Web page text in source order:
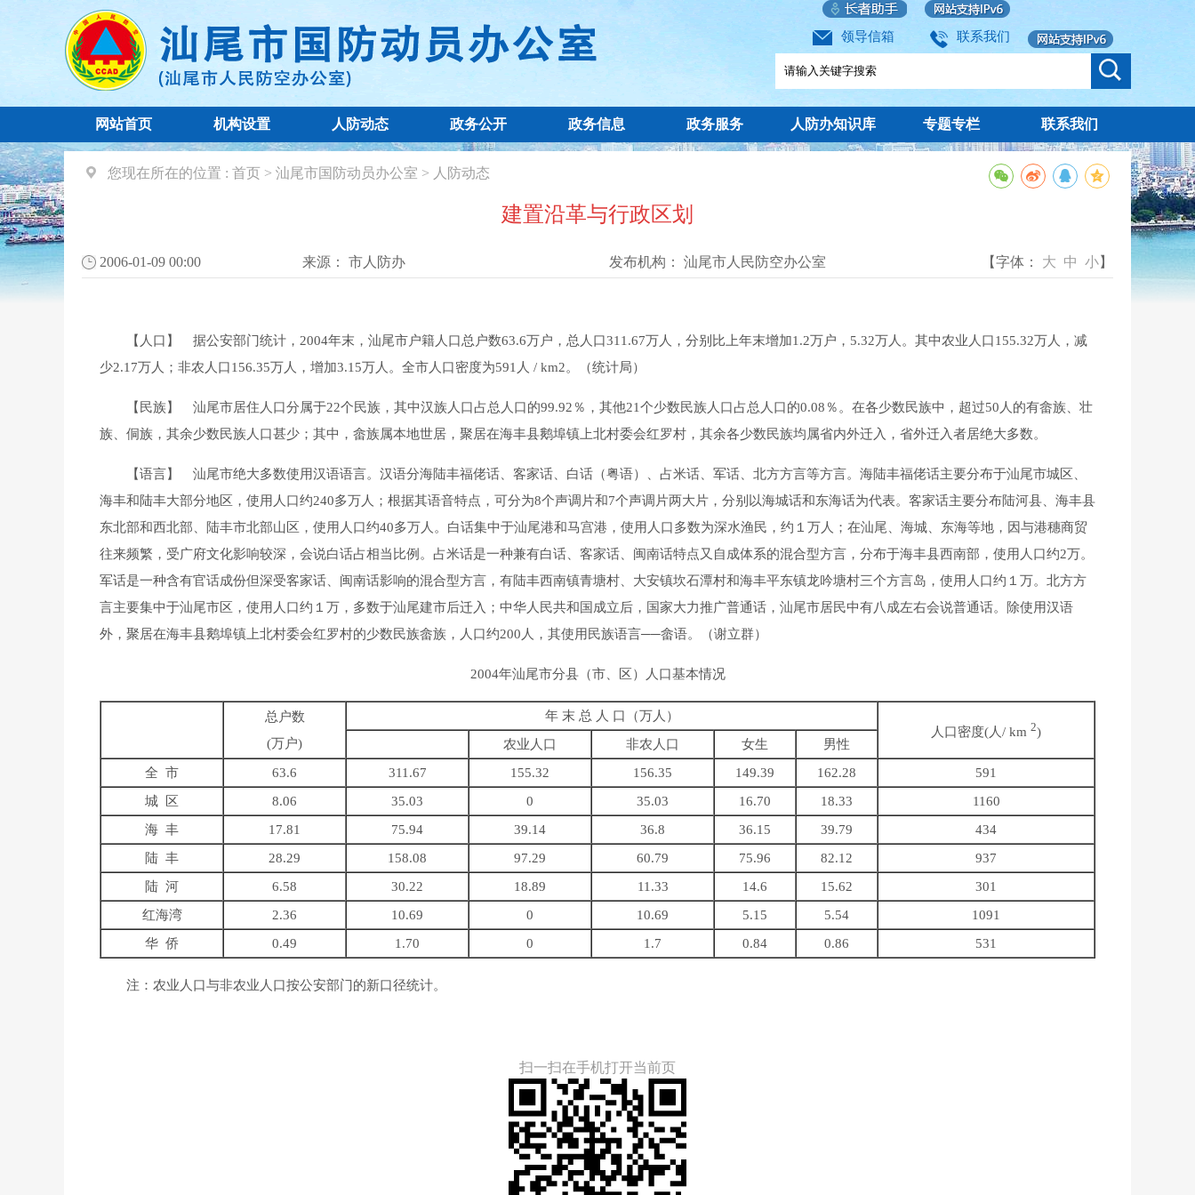
领导信箱 联系我们
网站首页 机构设置 人防动态 政务公开 政务信息 政务服务 人防办知识库 专题专栏 联系我们
您现在所在的位置 : 首页 > 汕尾市国防动员办公室 > 人防动态
建置沿革与行政区划
2006-01-09 00:00 来源： 市人防办 发布机构： 汕尾市人民防空办公室 【字体： 大 中 小】
【人口】 据公安部门统计，2004年末，汕尾市户籍人口总户数63.6万户，总人口311.67万人，分别比上年末增加1.2万户，5.32万人。其中农业人口155.32万人，减
少2.17万人；非农人口156.35万人，增加3.15万人。全市人口密度为591人 / km2。（统计局）
【民族】 汕尾市居住人口分属于22个民族，其中汉族人口占总人口的99.92％，其他21个少数民族人口占总人口的0.08％。在各少数民族中，超过50人的有畲族、壮
族、侗族，其余少数民族人口甚少；其中，畲族属本地世居，聚居在海丰县鹅埠镇上北村委会红罗村，其余各少数民族均属省内外迁入，省外迁入者居绝大多数。
【语言】 汕尾市绝大多数使用汉语语言。汉语分海陆丰福佬话、客家话、白话（粤语）、占米话、军话、北方方言等方言。海陆丰福佬话主要分布于汕尾市城区、
海丰和陆丰大部分地区，使用人口约240多万人；根据其语音特点，可分为8个声调片和7个声调片两大片，分别以海城话和东海话为代表。客家话主要分布陆河县、海丰县
东北部和西北部、陆丰市北部山区，使用人口约40多万人。白话集中于汕尾港和马宫港，使用人口多数为深水渔民，约１万人；在汕尾、海城、东海等地，因与港穗商贸
往来频繁，受广府文化影响较深，会说白话占相当比例。占米话是一种兼有白话、客家话、闽南话特点又自成体系的混合型方言，分布于海丰县西南部，使用人口约2万。
军话是一种含有官话成份但深受客家话、闽南话影响的混合型方言，有陆丰西南镇青塘村、大安镇坎石潭村和海丰平东镇龙吟塘村三个方言岛，使用人口约１万。北方方
言主要集中于汕尾市区，使用人口约１万，多数于汕尾建市后迁入；中华人民共和国成立后，国家大力推广普通话，汕尾市居民中有八成左右会说普通话。除使用汉语
外，聚居在海丰县鹅埠镇上北村委会红罗村的少数民族畲族，人口约200人，其使用民族语言──畲语。（谢立群）
2004年汕尾市分县（市、区）人口基本情况
总户数
(万户)
年 末 总 人 口（万人）
人口密度(人/ km 2)
农业人口
非农人口 女生
男性
全 市
63.6 311.67 155.32 156.35 149.39 162.28
591
城 区
8.06 35.03 0 35.03 16.70 18.33
1160
海 丰
17.81 75.94 39.14 36.8 36.15 39.79
434
陆 丰
28.29 158.08 97.29 60.79 75.96 82.12
937
陆 河
6.58 30.22 18.89 11.33 14.6 15.62
301
红海湾
2.36 10.69 0 10.69 5.15 5.54
1091
华 侨
0.49 1.70 0 1.7 0.84 0.86 531
注：农业人口与非农业人口按公安部门的新口径统计。
扫一扫在手机打开当前页